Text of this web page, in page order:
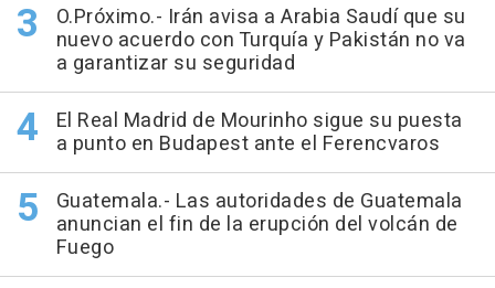
O.Próximo.- Irán avisa a Arabia Saudí que su
nuevo acuerdo con Turquía y Pakistán no va
a garantizar su seguridad
El Real Madrid de Mourinho sigue su puesta
a punto en Budapest ante el Ferencvaros
Guatemala.- Las autoridades de Guatemala
anuncian el fin de la erupción del volcán de
Fuego